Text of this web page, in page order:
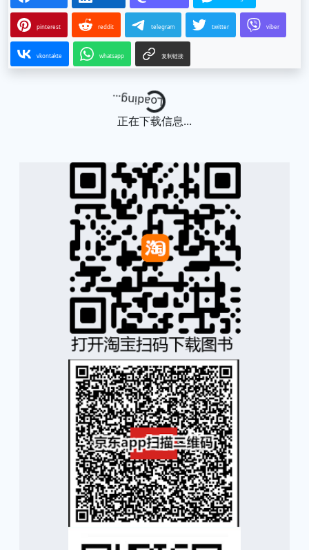
pinterest reddit telegram twitter viber
vkontakte whatsapp 复制链接
Loading...
正在下载信息...